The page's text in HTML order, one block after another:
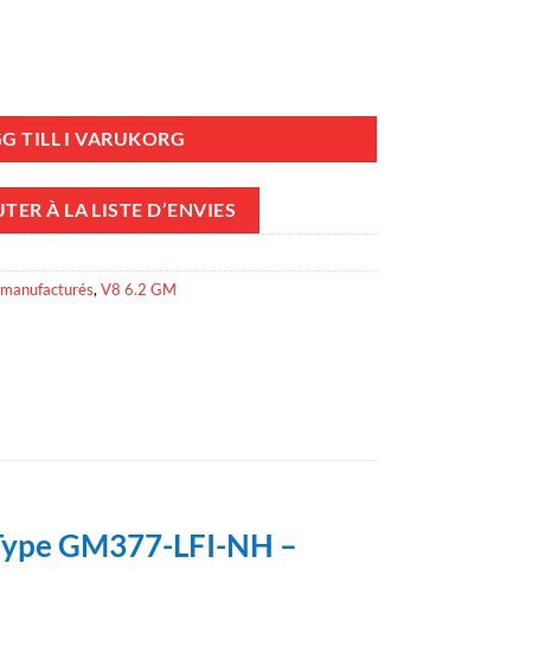
TILL I VARUKORG
À LA LISTE D’ENVIES
, V8 6.2 GM
GM377-LFI-NH –